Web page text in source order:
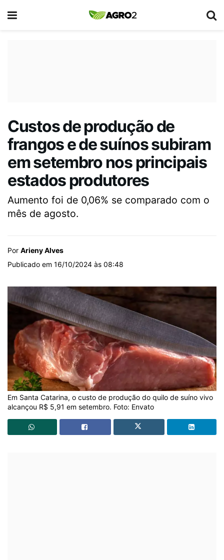
Custos de produção de
frangos e de suínos subiram
em setembro nos principais
estados produtores
Aumento foi de 0,06% se comparado com o
mês de agosto.
Por Arieny Alves
Publicado em 16/10/2024 às 08:48
Em Santa Catarina, o custo de produção do quilo de suíno vivo
alcançou R$ 5,91 em setembro. Foto: Envato